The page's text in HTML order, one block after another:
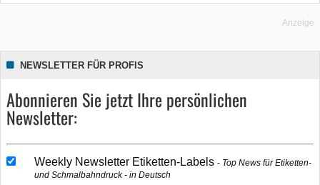
Anzeige
NEWSLETTER FÜR PROFIS
Abonnieren Sie jetzt Ihre persönlichen
Newsletter:
Weekly Newsletter Etiketten-Labels
Top News für Etiketten-
und Schmalbahndruck - in Deutsch